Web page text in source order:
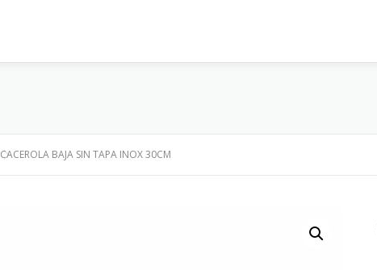
CACEROLA BAJA SIN TAPA INOX 30CM